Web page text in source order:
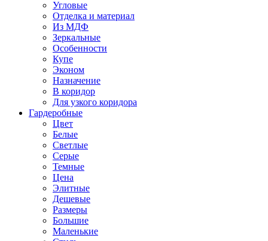
Угловые
Отделка и материал
Из МДФ
Зеркальные
Особенности
Купе
Эконом
Назначение
В коридор
Для узкого коридора
Гардеробные
Цвет
Белые
Светлые
Серые
Темные
Цена
Элитные
Дешевые
Размеры
Большие
Маленькие